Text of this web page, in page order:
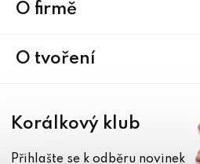
O firmě
O tvoření
Korálkový klub
Přihlašte se k odběru novinek